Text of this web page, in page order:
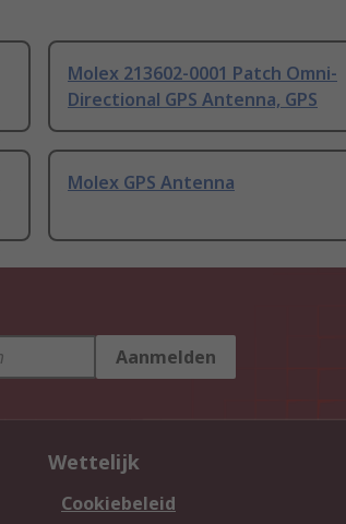
Molex 213602-0001 Patch Omni-
Directional GPS Antenna, GPS
Molex GPS Antenna
Aanmelden
Wettelijk
Cookiebeleid